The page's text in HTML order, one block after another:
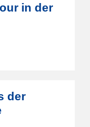
in der
der